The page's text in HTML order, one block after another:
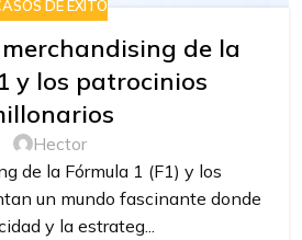
DE ÉXITO
de la
y los patrocinios
Hector
de la Fórmula 1 (F1) y los
un mundo fascinante donde
y la estrateg...